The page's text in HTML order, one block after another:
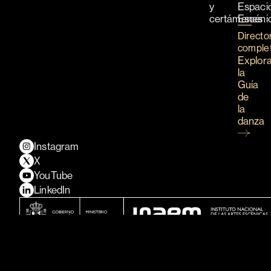
y
certámenes
la
Guía
de
la
danza
Instagram
X
YouTube
LinkedIn